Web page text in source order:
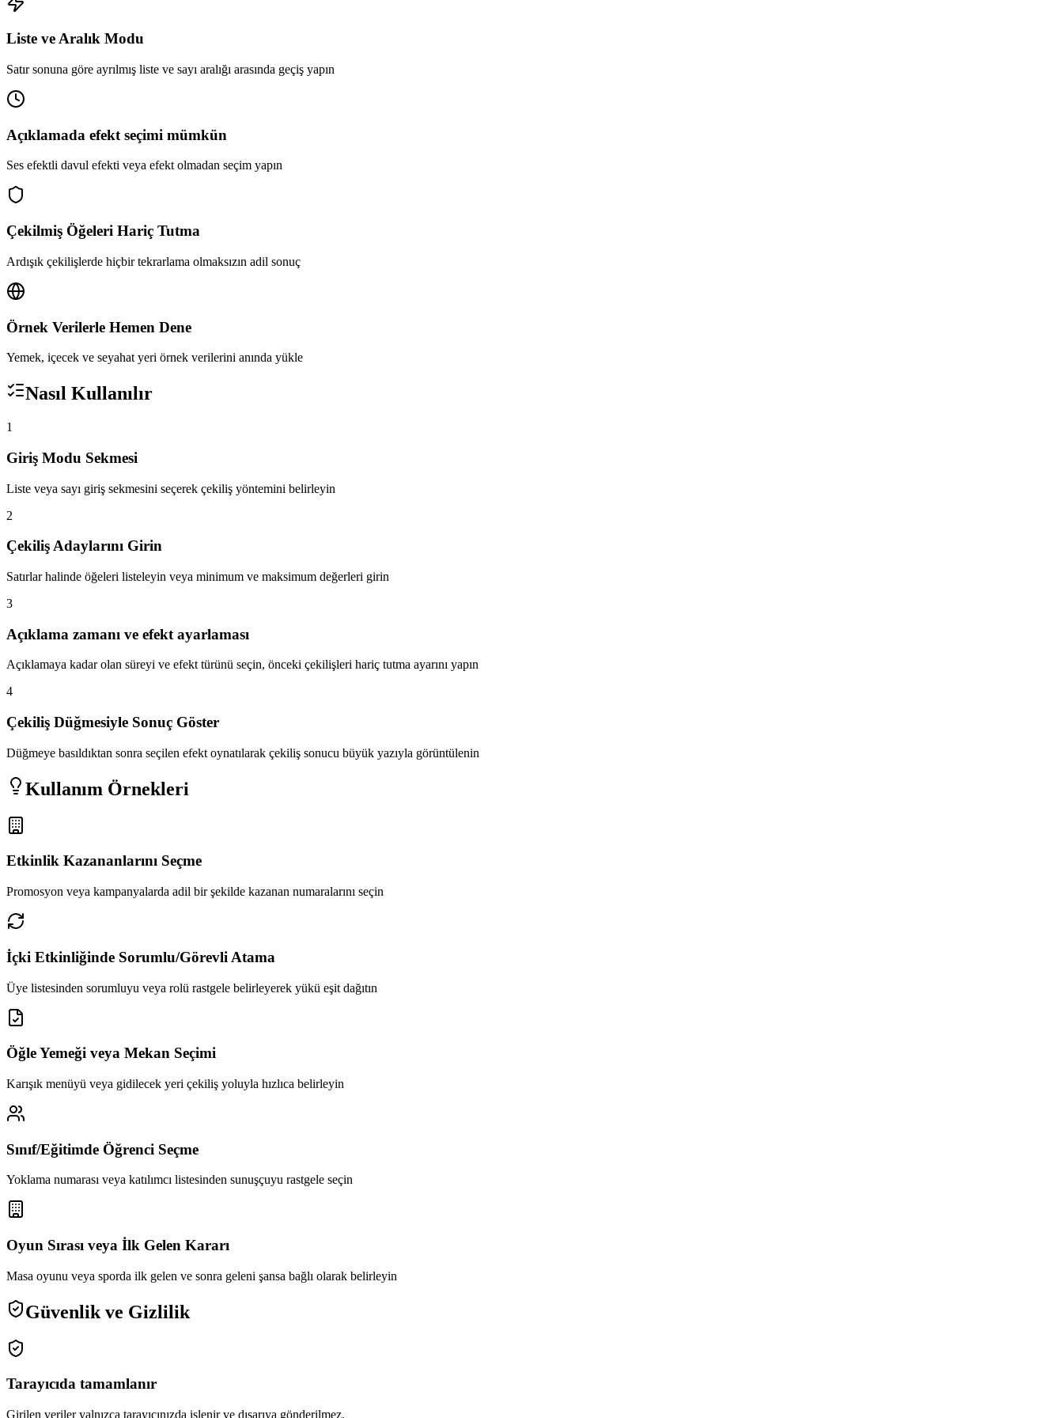
Liste ve Aralık Modu
Satır sonuna göre ayrılmış liste ve sayı aralığı arasında geçiş yapın
Açıklamada efekt seçimi mümkün
Ses efektli davul efekti veya efekt olmadan seçim yapın
Çekilmiş Öğeleri Hariç Tutma
Ardışık çekilişlerde hiçbir tekrarlama olmaksızın adil sonuç
Örnek Verilerle Hemen Dene
Yemek, içecek ve seyahat yeri örnek verilerini anında yükle
Nasıl Kullanılır
1
Giriş Modu Sekmesi
Liste veya sayı giriş sekmesini seçerek çekiliş yöntemini belirleyin
2
Çekiliş Adaylarını Girin
Satırlar halinde öğeleri listeleyin veya minimum ve maksimum değerleri girin
3
Açıklama zamanı ve efekt ayarlaması
Açıklamaya kadar olan süreyi ve efekt türünü seçin, önceki çekilişleri hariç tutma ayarını yapın
4
Çekiliş Düğmesiyle Sonuç Göster
Düğmeye basıldıktan sonra seçilen efekt oynatılarak çekiliş sonucu büyük yazıyla görüntülenin
Kullanım Örnekleri
Etkinlik Kazananlarını Seçme
Promosyon veya kampanyalarda adil bir şekilde kazanan numaralarını seçin
İçki Etkinliğinde Sorumlu/Görevli Atama
Üye listesinden sorumluyu veya rolü rastgele belirleyerek yükü eşit dağıtın
Öğle Yemeği veya Mekan Seçimi
Karışık menüyü veya gidilecek yeri çekiliş yoluyla hızlıca belirleyin
Sınıf/Eğitimde Öğrenci Seçme
Yoklama numarası veya katılımcı listesinden sunuşçuyu rastgele seçin
Oyun Sırası veya İlk Gelen Kararı
Masa oyunu veya sporda ilk gelen ve sonra geleni şansa bağlı olarak belirleyin
Güvenlik ve Gizlilik
Tarayıcıda tamamlanır
Girilen veriler yalnızca tarayıcınızda işlenir ve dışarıya gönderilmez.